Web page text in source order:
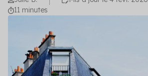
Études
Financement
Plateformes
Qui sommes-nous ?
Témoignages
Ressources
11 minutes